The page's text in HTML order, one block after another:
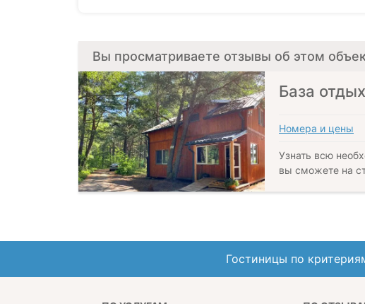
Вы просматриваете отзывы об этом
База
Номера и цены
Узнать всю
вы сможете на
Гостиницы по